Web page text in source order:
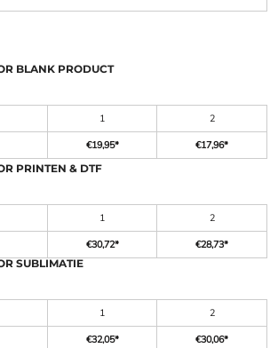
BLANK PRODUCT
1
2
€19,95* €17,96*
PRINTEN & DTF
1
2
€30,72* €28,73*
SUBLIMATIE
1
2
€32,05* €30,06*